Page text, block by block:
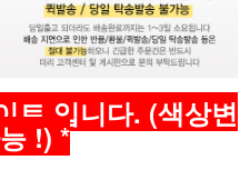
트 입니다. (색상변
!) *